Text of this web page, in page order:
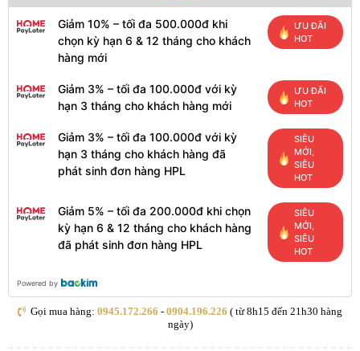
Giảm 10% – tối đa 500.000đ khi
chọn kỳ hạn 6 & 12 tháng cho khách
hàng mới
ƯU ĐÃI
HOT
Giảm 3% – tối đa 100.000đ với kỳ
hạn 3 tháng cho khách hàng mới
ƯU ĐÃI
HOT
Giảm 3% – tối đa 100.000đ với kỳ
hạn 3 tháng cho khách hàng đã
phát sinh đơn hàng HPL
SIÊU
MỚI,
SIÊU
HOT
Giảm 5% – tối đa 200.000đ khi chọn
kỳ hạn 6 & 12 tháng cho khách hàng
đã phát sinh đơn hàng HPL
SIÊU
MỚI,
SIÊU
HOT
Powered by
Gọi mua hàng: 0945.172.266 - 0904.196.226 ( từ 8h15 đến 21h30 hàng
ngày)